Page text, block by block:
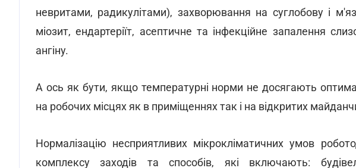
невритами, радикулітами), захворювання на суглобову i
мiозит, ендартерiїт, асептичне та iнфекцiйне запалення
ангiну.
А ось як бути, якщо температурні норми не досягають
на робочих місцях як в приміщеннях так і на відкритих
Нормалізацію несприятливих мікрокліматичних умов
комплексу заходів та способів, які включають: